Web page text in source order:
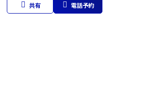
共有 電話予約